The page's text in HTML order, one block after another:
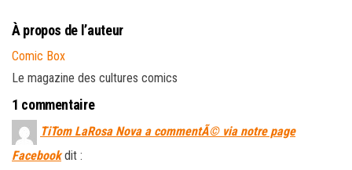
À propos de l’auteur
Comic Box
Le magazine des cultures comics
1 commentaire
TiTom LaRosa Nova a commentÃ© via notre page
Facebook dit :